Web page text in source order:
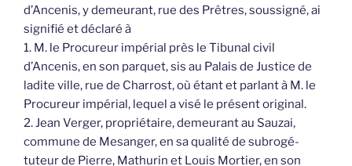
d’Ancenis, y demeurant, rue des Prêtres, soussigné, ai
signifié et déclaré à
1. M. le Procureur impérial près le Tibunal civil
d’Ancenis, en son parquet, sis au Palais de Justice de
ladite ville, rue de Charrost, où étant et parlant à M. le
Procureur impérial, lequel a visé le présent original.
2. Jean Verger, propriétaire, demeurant au Sauzai,
commune de Mesanger, en sa qualité de subrogé-
tuteur de Pierre, Mathurin et Louis Mortier, en son